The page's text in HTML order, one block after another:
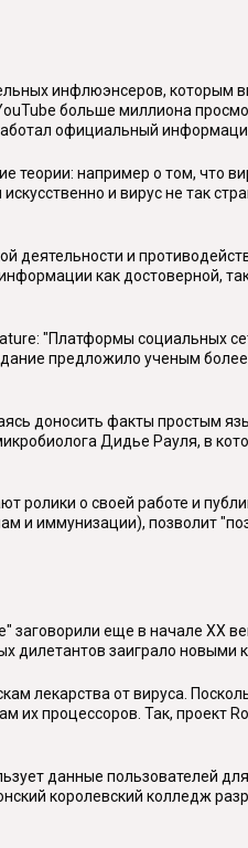
инфлюэнсеров,
больше миллиона
официальный
теории: например о том, что
и вирус не так
деятельности и
как достоверной,
"Платформы социальных
предложило ученым
доносить факты простым
Дидье Рауля, в
ролики о своей работе и
и иммунизации), позволит
еще в начале XX
дилетантов заиграло новыми
лекарства от вируса.
их процессоров. Так, проект
данные пользователей
королевский колледж